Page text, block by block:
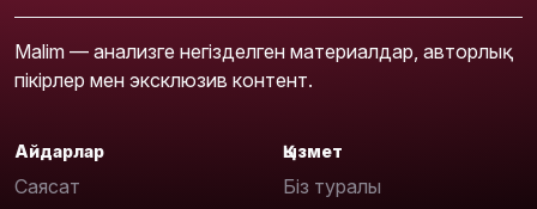
Malim — анализге негізделген материалдар, авторлық
пікірлер мен эксклюзив контент.
Айдарлар
Саясат
Қызмет
Біз туралы